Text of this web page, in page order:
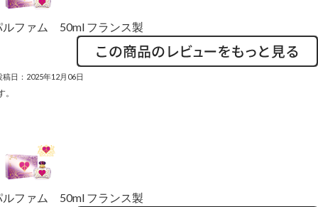
ファム 50ml フランス製
稿日：2025年12月06日
ファム 50ml フランス製